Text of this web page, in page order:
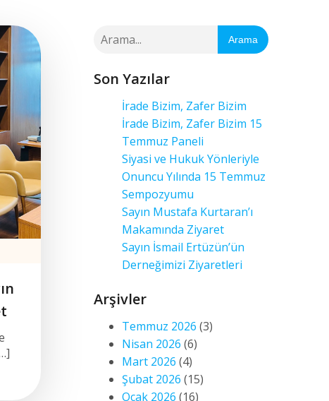
Arama
Son Yazılar
İrade Bizim, Zafer Bizim
İrade Bizim, Zafer Bizim 15
Temmuz Paneli
Siyasi ve Hukuk Yönleriyle
Onuncu Yılında 15 Temmuz
Sempozyumu
Sayın Mustafa Kurtaran’ı
Makamında Ziyaret
Sayın İsmail Ertüzün’ün
Derneğimizi Ziyaretleri
Arşivler
Temmuz 2026 (3)
Nisan 2026 (6)
Mart 2026 (4)
Şubat 2026 (15)
Ocak 2026 (16)